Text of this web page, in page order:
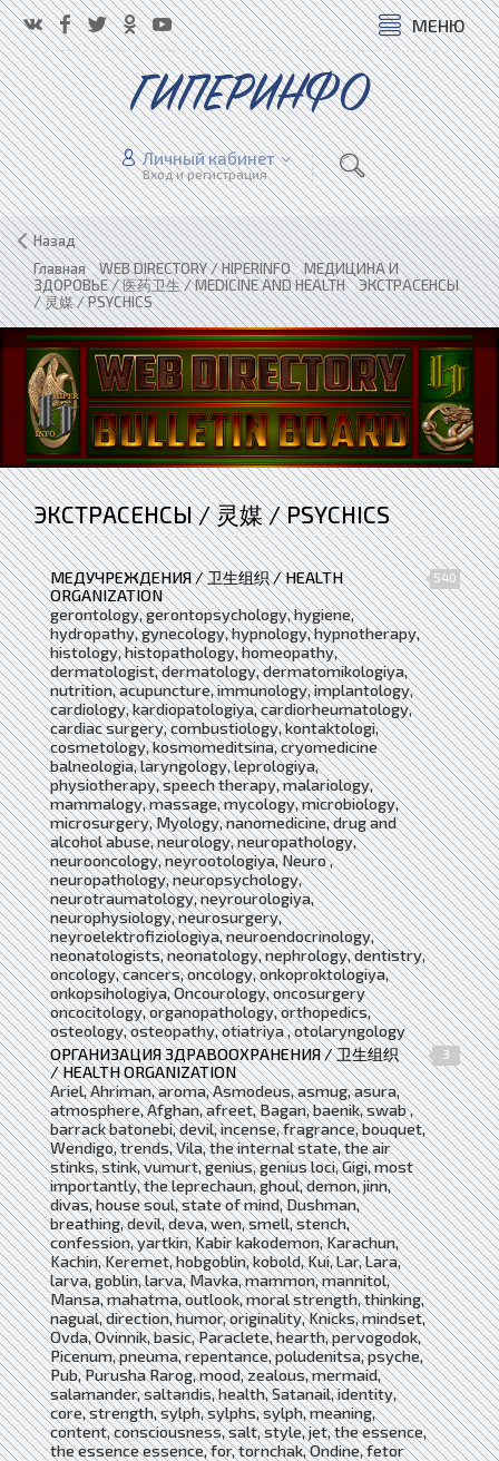
МЕНЮ
ГИПЕРИНФО
Личный кабинет
Вход и регистрация
Назад
Главная»WEB DIRECTORY / HIPERINFO»МЕДИЦИНА И
ЗДОРОВЬЕ / 医药卫生 / MEDICINE AND HEALTH»ЭКСТРАСЕНСЫ
/ 灵媒 / PSYCHICS
ЭКСТРАСЕНСЫ / 灵媒 / PSYCHICS
МЕДУЧРЕЖДЕНИЯ / 卫生组织 / HEALTH
ORGANIZATION
540
gerontology, gerontopsychology, hygiene,
hydropathy, gynecology, hypnology, hypnotherapy,
histology, histopathology, homeopathy,
dermatologist, dermatology, dermatomikologiya,
nutrition, acupuncture, immunology, implantology,
cardiology, kardiopatologiya, cardiorheumatology,
cardiac surgery, combustiology, kontaktologi,
cosmetology, kosmomeditsina, cryomedicine
balneologia, laryngology, leprologiya,
physiotherapy, speech therapy, malariology,
mammalogy, massage, mycology, microbiology,
microsurgery, Myology, nanomedicine, drug and
alcohol abuse, neurology, neuropathology,
neurooncology, neyrootologiya, Neuro ,
neuropathology, neuropsychology,
neurotraumatology, neyrourologiya,
neurophysiology, neurosurgery,
neyroelektrofiziologiya, neuroendocrinology,
neonatologists, neonatology, nephrology, dentistry,
oncology, cancers, oncology, onkoproktologiya,
onkopsihologiya, Oncourology, oncosurgery
oncocitology, organopathology, orthopedics,
osteology, osteopathy, otiatriya , otolaryngology
ОРГАНИЗАЦИЯ ЗДРАВООХРАНЕНИЯ / 卫生组织
/ HEALTH ORGANIZATION
3
Ariel, Ahriman, aroma, Asmodeus, asmug, asura,
atmosphere, Afghan, afreet, Bagan, baenik, swab ,
barrack batonebi, devil, incense, fragrance, bouquet,
Wendigo, trends, Vila, the internal state, the air
stinks, stink, vumurt, genius, genius loci, Gigi, most
importantly, the leprechaun, ghoul, demon, jinn,
divas, house soul, state of mind, Dushman,
breathing, devil, deva, wen, smell, stench,
confession, yartkin, Kabir kakodemon, Karachun,
Kachin, Keremet, hobgoblin, kobold, Kui, Lar, Lara,
larva, goblin, larva, Mavka, mammon, mannitol,
Mansa, mahatma, outlook, moral strength, thinking,
nagual, direction, humor, originality, Knicks, mindset,
Ovda, Ovinnik, basic, Paraclete, hearth, pervogodok,
Picenum, pneuma, repentance, poludenitsa, psyche,
Pub, Purusha Rarog, mood, zealous, mermaid,
salamander, saltandis, health, Satanail, identity,
core, strength, sylph, sylphs, sylph, meaning,
content, consciousness, salt, style, jet, the essence,
the essence essence, for, tornchak, Ondine, fetor